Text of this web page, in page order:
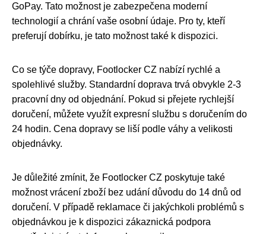
GoPay. Tato možnost je zabezpečena moderní
technologií a chrání vaše osobní údaje. Pro ty, kteří
preferují dobírku, je tato možnost také k dispozici.
Co se týče dopravy, Footlocker CZ nabízí rychlé a
spolehlivé služby. Standardní doprava trvá obvykle 2-3
pracovní dny od objednání. Pokud si přejete rychlejší
doručení, můžete využít expresní službu s doručením do
24 hodin. Cena dopravy se liší podle váhy a velikosti
objednávky.
Je důležité zmínit, že Footlocker CZ poskytuje také
možnost vrácení zboží bez udání důvodu do 14 dnů od
doručení. V případě reklamace či jakýchkoli problémů s
objednávkou je k dispozici zákaznická podpora